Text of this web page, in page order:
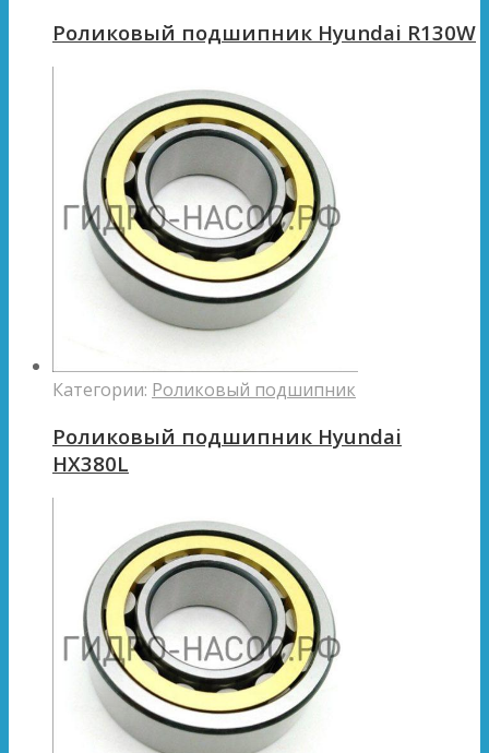
Роликовый подшипник Hyundai R130W
Категории: Роликовый подшипник
Роликовый подшипник Hyundai
HX380L